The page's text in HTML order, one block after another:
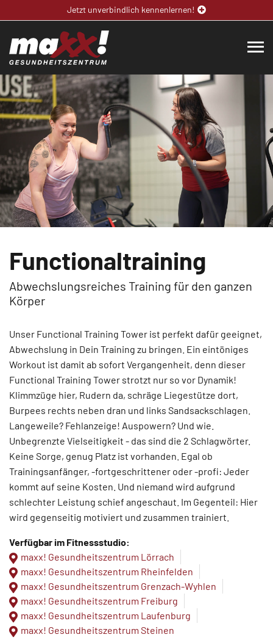
Jetzt unverbindlich kennenlernen!
Functionaltraining
Abwechslungsreiches Training für den ganzen
Körper
Unser Functional Training Tower ist perfekt dafür geeignet,
Abwechslung in Dein Training zu bringen. Ein eintöniges
Workout ist damit ab sofort Vergangenheit, denn dieser
Functional Training Tower strotzt nur so vor Dynamik!
Klimmzüge hier, Rudern da, schräge Liegestütze dort,
Burpees rechts neben dran und links Sandsackschlagen.
Langeweile? Fehlanzeige! Auspowern? Und wie.
Unbegrenzte Vielseitigkeit - das sind die 2 Schlagwörter.
Keine Sorge, genug Platz ist vorhanden. Egal ob
Trainingsanfänger, -fortgeschrittener oder -profi: Jeder
kommt auf seine Kosten. Und niemand wird aufgrund
schlechter Leistung schief angeschaut. Im Gegenteil: Hier
wird gegenseitig motiviert und zusammen trainiert.
Verfügbar im Fitnessstudio:
maxx! Gesundheitszentrum Lörrach
maxx! Gesundheitszentrum Rheinfelden
maxx! Gesundheitszentrum Grenzach-Wyhlen
maxx! Gesundheitszentrum Freiburg
maxx! Gesundheitszentrum Laufenburg
maxx! Gesundheitszentrum Steinen